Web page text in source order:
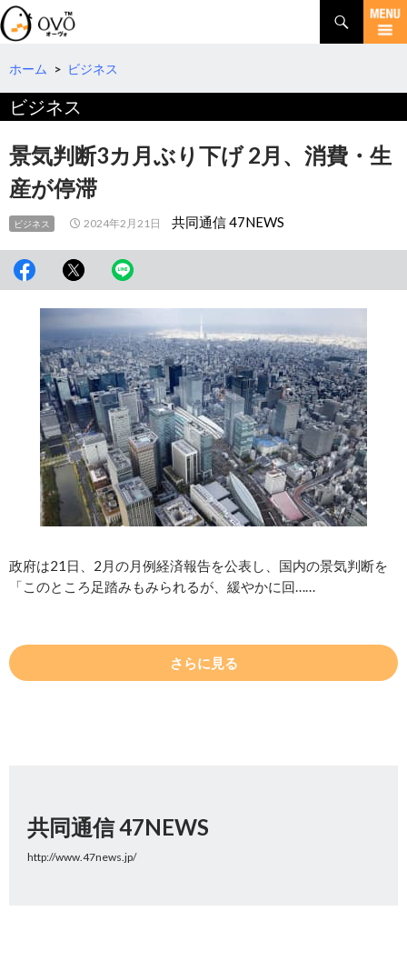
検
索
コ
テ
へ
動
ホーム > ビジネス
ビジネス
景気判断3カ月ぶり下げ 2月、消費・生
産が停滞
ビジネス 2024年2月21日 共同通信 47NEWS
政府は21日、2月の月例経済報告を公表し、国内の景気判断を
「このところ足踏みもみられるが、緩やかに回……
さらに見る
共同通信 47NEWS
http://www.47news.jp/